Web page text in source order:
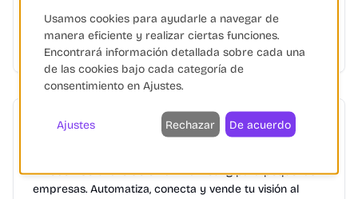
Última Milla Logística eCommerce
AWeber
AWeber: Software de email marketing para pequeñas
empresas. Automatiza, conecta y vende tu visión al
Usamos cookies para ayudarle a navegar de
manera eficiente y realizar ciertas funciones.
Encontrará información detallada sobre cada una
de las cookies bajo cada categoría de
consentimiento en Ajustes.
Ajustes Rechazar De acuerdo